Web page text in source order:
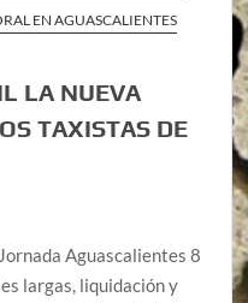
EN AGUASCALIENTES
LA NUEVA
TAXISTAS DE
Aguascalientes 8
largas, liquidación y